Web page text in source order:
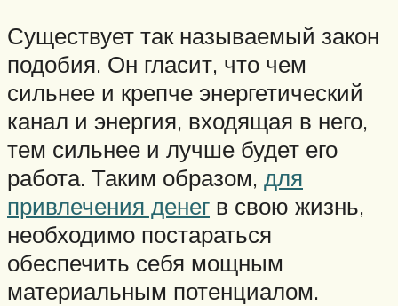
Существует так называемый закон
подобия. Он гласит, что чем
сильнее и крепче энергетический
канал и энергия, входящая в него,
тем сильнее и лучше будет его
работа. Таким образом, для
привлечения денег в свою жизнь,
необходимо постараться
обеспечить себя мощным
материальным потенциалом.